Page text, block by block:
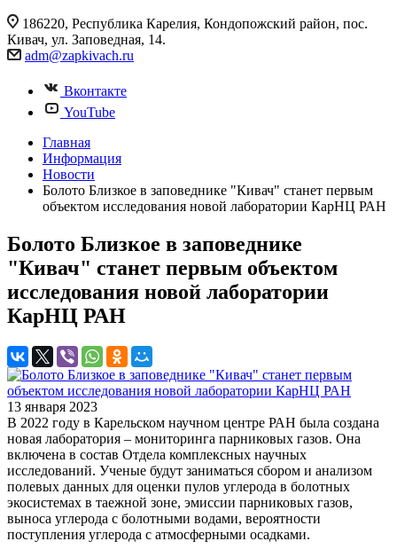
186220, Республика Карелия, Кондопожский район, пос.
Кивач, ул. Заповедная, 14.
adm@zapkivach.ru
Вконтакте
YouTube
Главная
Информация
Новости
Болото Близкое в заповеднике "Кивач" станет первым
объектом исследования новой лаборатории КарНЦ РАН
Болото Близкое в заповеднике
"Кивач" станет первым объектом
исследования новой лаборатории
КарНЦ РАН
13 января 2023
В 2022 году в Карельском научном центре РАН была создана
новая лаборатория – мониторинга парниковых газов. Она
включена в состав Отдела комплексных научных
исследований. Ученые будут заниматься сбором и анализом
полевых данных для оценки пулов углерода в болотных
экосистемах в таежной зоне, эмиссии парниковых газов,
выноса углерода с болотными водами, вероятности
поступления углерода с атмосферными осадками.